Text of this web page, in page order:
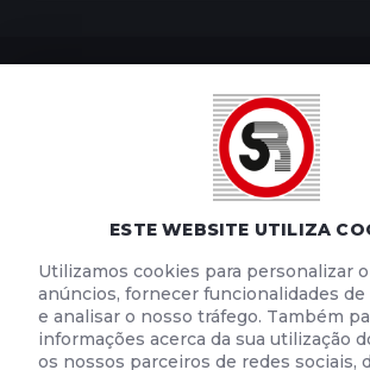
ESTE WEBSITE UTILIZA
Utilizamos cookies para personalizar
anúncios, fornecer funcionalidades de
e analisar o nosso tráfego. Também
informações acerca da sua utilização
os nossos parceiros de redes sociais,
POLÍTICA DE COOKIES
TERMOS E CONDIÇÕES DE